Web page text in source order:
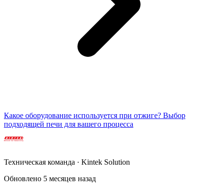
Какое оборудование используется при отжиге? Выбор
подходящей печи для вашего процесса
Техническая команда · Kintek Solution
Обновлено 5 месяцев назад